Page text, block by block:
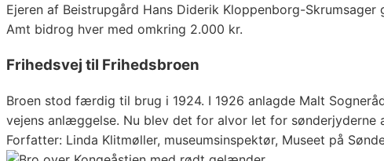
Ejeren af Beistrupgård Hans Diderik Kloppenborg-
Amt bidrog hver med omkring 2.000 kr.
Frihedsvej til Frihedsbroen
Broen stod færdig til brug i 1924. I 1926 anlagde Malt
vejens anlæggelse. Nu blev det for alvor let for sønderjyderne
Forfatter: Linda Klitmøller, museumsinspektør, Museet på